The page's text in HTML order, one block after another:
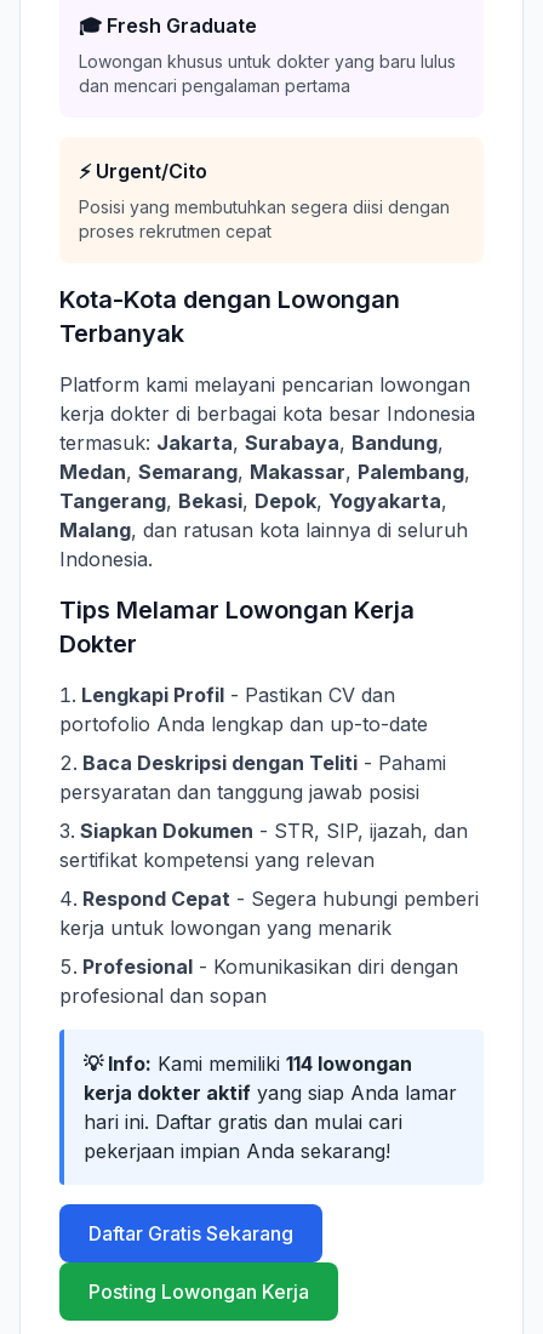
🎓 Fresh Graduate
Lowongan khusus untuk dokter yang baru lulus
dan mencari pengalaman pertama
⚡ Urgent/Cito
Posisi yang membutuhkan segera diisi dengan
proses rekrutmen cepat
Kota-Kota dengan Lowongan
Terbanyak
Platform kami melayani pencarian lowongan
kerja dokter di berbagai kota besar Indonesia
termasuk: Jakarta, Surabaya, Bandung,
Medan, Semarang, Makassar, Palembang,
Tangerang, Bekasi, Depok, Yogyakarta,
Malang, dan ratusan kota lainnya di seluruh
Indonesia.
Tips Melamar Lowongan Kerja
Dokter
Lengkapi Profil - Pastikan CV dan
portofolio Anda lengkap dan up-to-date
Baca Deskripsi dengan Teliti - Pahami
persyaratan dan tanggung jawab posisi
Siapkan Dokumen - STR, SIP, ijazah, dan
sertifikat kompetensi yang relevan
Respond Cepat - Segera hubungi pemberi
kerja untuk lowongan yang menarik
Profesional - Komunikasikan diri dengan
profesional dan sopan
💡 Info: Kami memiliki 114 lowongan
kerja dokter aktif yang siap Anda lamar
hari ini. Daftar gratis dan mulai cari
pekerjaan impian Anda sekarang!
Daftar Gratis Sekarang
Posting Lowongan Kerja